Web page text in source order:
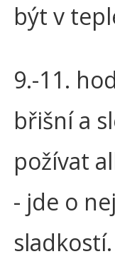
být v
9.-11.
břišní a
požívat
- jde o